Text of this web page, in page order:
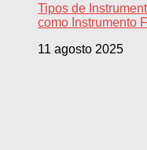
Tipos de
como Instrumento
11 agosto 2025